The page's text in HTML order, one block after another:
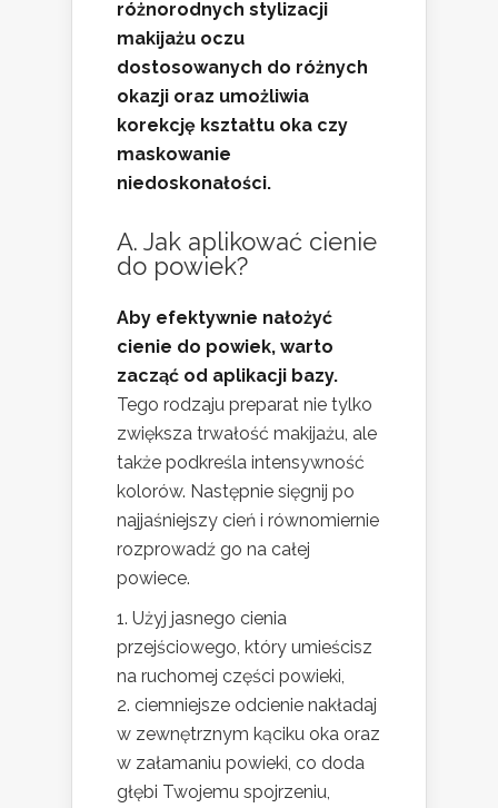
różnorodnych stylizacji
makijażu oczu
dostosowanych do różnych
okazji oraz umożliwia
korekcję kształtu oka czy
maskowanie
niedoskonałości.
A. Jak aplikować cienie
do powiek?
Aby efektywnie nałożyć
cienie do powiek, warto
zacząć od aplikacji bazy.
Tego rodzaju preparat nie tylko
zwiększa trwałość makijażu, ale
także podkreśla intensywność
kolorów. Następnie sięgnij po
najjaśniejszy cień i równomiernie
rozprowadź go na całej
powiece.
Użyj jasnego cienia
przejściowego, który umieścisz
na ruchomej części powieki,
ciemniejsze odcienie nakładaj
w zewnętrznym kąciku oka oraz
w załamaniu powieki, co doda
głębi Twojemu spojrzeniu,